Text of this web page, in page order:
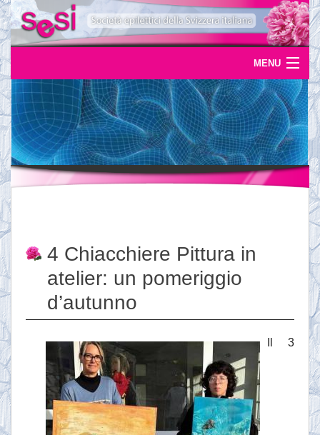
MENU
Home
Uscite
Eventi
News
Servizi
Documentazione
Ordinazioni
4 Chiacchiere Pittura in
atelier: un pomeriggio
d’autunno
Il 3